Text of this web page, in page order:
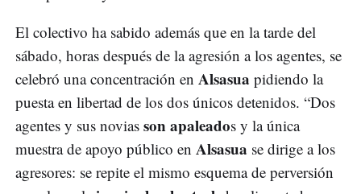
El colectivo ha sabido además que en la tarde del
sábado, horas después de la agresión a los agentes, se
celebró una concentración en Alsasua pidiendo la
puesta en libertad de los dos únicos detenidos. “Dos
agentes y sus novias son apaleados y la única
muestra de apoyo público en Alsasua se dirige a los
agresores: se repite el mismo esquema de perversión